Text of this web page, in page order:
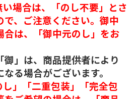
場合は、「のし不要」とさ
で、ご注意ください。御中
合は、「御中元のし」をお
」は、商品提供者により
る場合がございます。
し」「二重包装」「完全包